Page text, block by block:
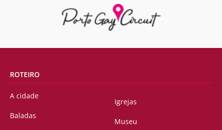
ROTEIRO
A cidade
Baladas
Igrejas
Museu